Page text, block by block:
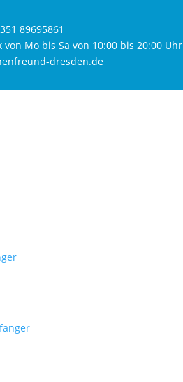
89695861
Mo bis Sa von 10:00 bis 20:00 Uhr
dresden.de